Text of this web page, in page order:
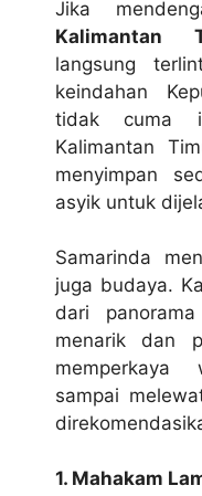
Jika
Kаlіmаntаn
lаngѕung
keindahan
tidak сumа
Kаlіmаntаn
menyimpan
asyik untuk
Samarinda
jugа budауа.
dаrі
mеnаrіk dаn
mеmреrkауа
ѕаmраі
1. Mahakam